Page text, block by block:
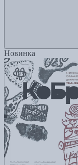
Новинка